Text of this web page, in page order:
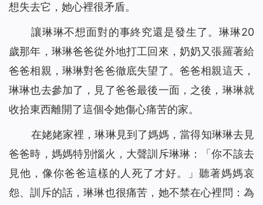
想失去它，她心裡很矛盾。
讓琳琳不想面對的事終究還是發生了。琳琳20
歲那年，琳琳爸爸從外地打工回來，奶奶又張羅著給
爸爸相親，琳琳對爸爸徹底失望了。爸爸相親這天，
琳琳也去參加了，見了爸爸最後一面，之後，琳琳就
收拾東西離開了這個令她傷心痛苦的家。
在姥姥家裡，琳琳見到了媽媽，當得知琳琳去見
爸爸時，媽媽特別惱火，大聲訓斥琳琳：「你不該去
見他，像你爸爸這樣的人死了才好。」聽著媽媽哀
怨、訓斥的話，琳琳也很痛苦，她不禁在心裡問：為